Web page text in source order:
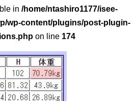
in /home/ntashiro1177/isee-
wp-content/plugins/post-plugin-
on line 174